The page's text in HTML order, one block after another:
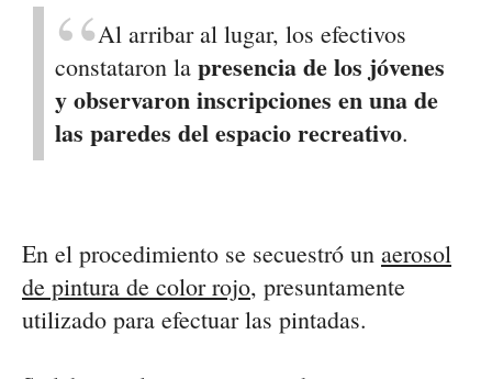
Al arribar al lugar, los efectivos
constataron la presencia de los jóvenes
y observaron inscripciones en una de
las paredes del espacio recreativo.
En el procedimiento se secuestró un aerosol
de pintura de color rojo, presuntamente
utilizado para efectuar las pintadas.